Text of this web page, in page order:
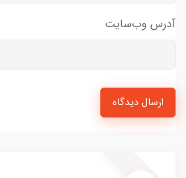
آدرس وب‌سایت
ارسال دیدگاه